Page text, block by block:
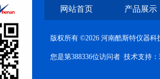
网站首页 产品展示
版权所有 ©2026 河南酷斯特仪器
您是第388336位访问者 技术支持：